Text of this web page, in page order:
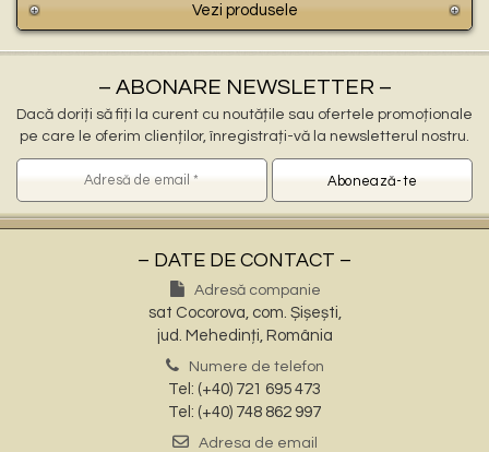
Vezi produsele
– ABONARE NEWSLETTER –
Dacă doriți să fiți la curent cu noutățile sau ofertele promoționale
pe care le oferim clienților, înregistrați-vă la newsletterul nostru.
– DATE DE CONTACT –
Adresă companie
sat Cocorova, com. Șișești,
jud. Mehedinți, România
Numere de telefon
Tel: (+40) 721 695 473
Tel: (+40) 748 862 997
Adresa de email